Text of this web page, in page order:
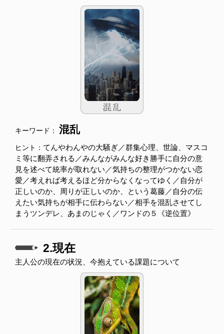
キーワード： 混乱
ヒント： てんやわんやの大騒ぎ／群集心理、世論、マスコ
ミ等に翻弄される／みんながみんな好き勝手に自分の意
見を述べて統率が取れない／気持ちの整理がつかない恋
愛／考えれば考えるほど分からなくなってゆく／自分が
正しいのか、周りが正しいのか、という葛藤／自分の伝
えたい気持ちが相手に伝わらない／相手を混乱させてし
まうツンデレ、あまのじゃく／ワンドの５《逆位置》
2.現在
主人公の現在の状況、今抱えている課題について